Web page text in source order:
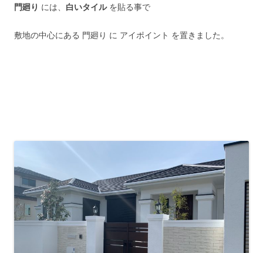
門廻り には、 白いタイルを貼る事で
敷地の中心にある 門廻り に アイポイント を置きました。